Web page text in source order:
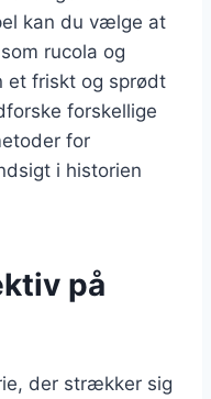
kan du vælge at
rucola og
et friskt og sprødt
forskellige
for
i historien
på
der strækker sig